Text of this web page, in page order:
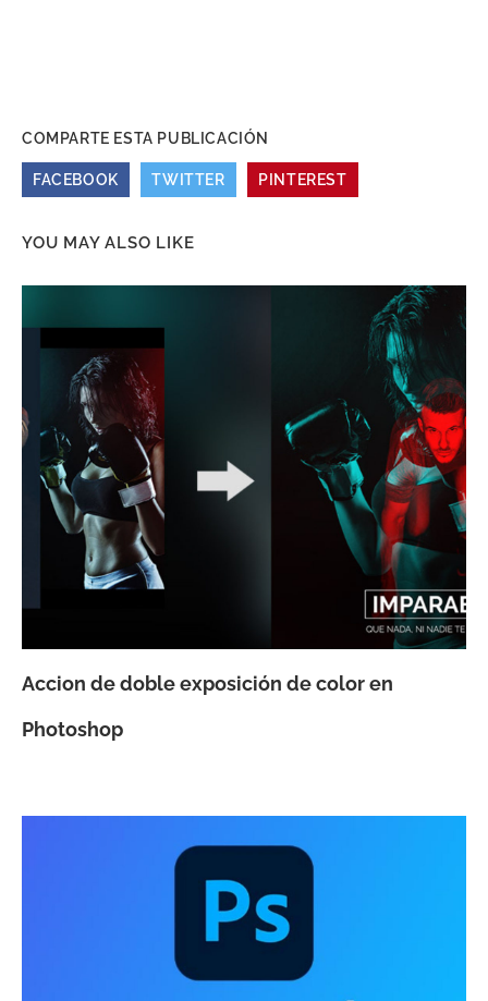
COMPARTE ESTA PUBLICACIÓN
FACEBOOK TWITTER PINTEREST
YOU MAY ALSO LIKE
Accion de doble exposición de color en
Photoshop